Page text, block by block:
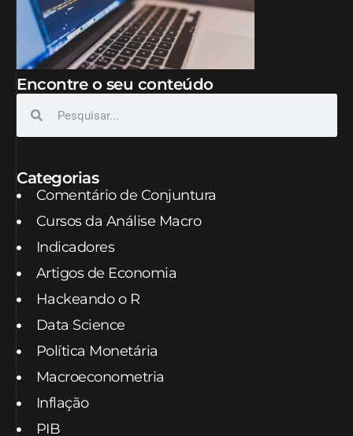
Encontre o seu conteúdo
Categorias
Comentário de Conjuntura
Cursos da Análise Macro
Indicadores
Artigos de Economia
Hackeando o R
Data Science
Política Monetária
Macroeconometria
Inflação
PIB